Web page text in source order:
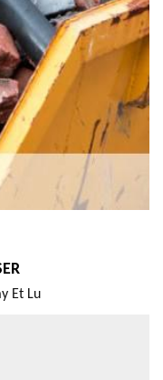
Et Lu